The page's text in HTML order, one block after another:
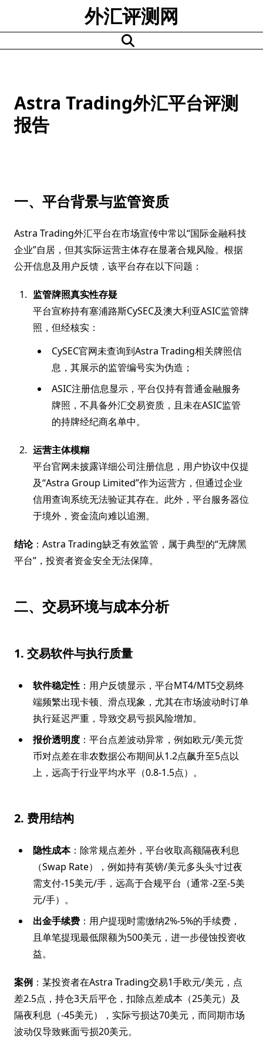
content
外汇评测网
Astra Trading外汇平台评测
报告
一、平台背景与监管资质
Astra Trading外汇平台在市场宣传中常以“国际金融科技
企业”自居，但其实际运营主体存在显著合规风险。根据
公开信息及用户反馈，该平台存在以下问题：
监管牌照真实性存疑
平台宣称持有塞浦路斯CySEC及澳大利亚ASIC监管牌
照，但经核实：
CySEC官网未查询到Astra Trading相关牌照信
息，其展示的监管编号实为伪造；
ASIC注册信息显示，平台仅持有普通金融服务
牌照，不具备外汇交易资质，且未在ASIC监管
的持牌经纪商名单中。
运营主体模糊
平台官网未披露详细公司注册信息，用户协议中仅提
及“Astra Group Limited”作为运营方，但通过企业
信用查询系统无法验证其存在。此外，平台服务器位
于境外，资金流向难以追溯。
结论：Astra Trading缺乏有效监管，属于典型的“无牌黑
平台”，投资者资金安全无法保障。
二、交易环境与成本分析
1. 交易软件与执行质量
软件稳定性 ：用户反馈显示，平台MT4/MT5交易终
端频繁出现卡顿、滑点现象，尤其在市场波动时订单
执行延迟严重，导致交易亏损风险增加。
报价透明度 ：平台点差波动异常，例如欧元/美元货
币对点差在非农数据公布期间从1.2点飙升至5点以
上，远高于行业平均水平（0.8-1.5点）。
2. 费用结构
隐性成本：除常规点差外，平台收取高额隔夜利息
（Swap Rate），例如持有英镑/美元多头头寸过夜
需支付-15美元/手，远高于合规平台（通常-2至-5美
元/手）。
出金手续费 ：用户提现时需缴纳2%-5%的手续费，
且单笔提现最低限额为500美元，进一步侵蚀投资收
益。
案例 ：某投资者在Astra Trading交易1手欧元/美元，点
差2.5点，持仓3天后平仓，扣除点差成本（25美元）及
隔夜利息（-45美元），实际亏损达70美元，而同期市场
波动仅导致账面亏损20美元。